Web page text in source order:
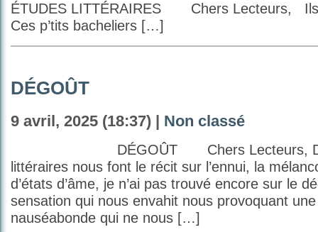
ÉTUDES LITTÉRAIRES Chers Lecteurs, Ils
Ces p’tits bacheliers […]
DÉGOÛT
9 avril, 2025 (18:37) | Non classé
DÉGOÛT Chers Lecteurs,
littéraires nous font le récit sur l’ennui, la
d’états d’âme, je n’ai pas trouvé encore sur le
sensation qui nous envahit nous provoquant
nauséabonde qui ne nous […]